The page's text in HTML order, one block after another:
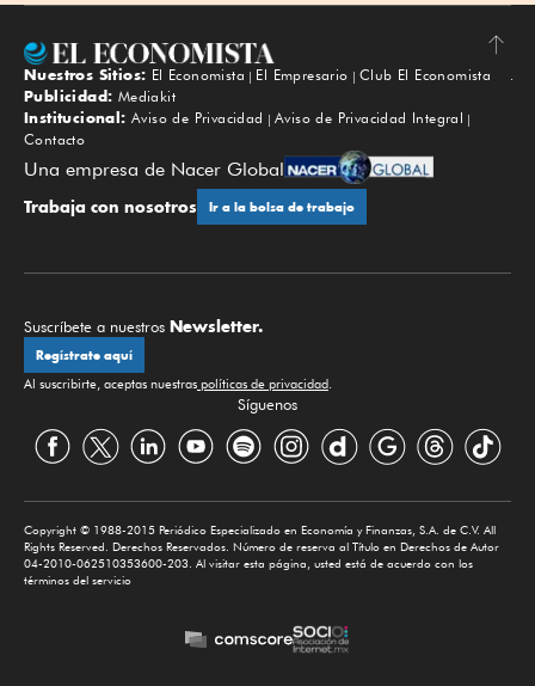
Subir
Nuestros Sitios: El Economista El Empresario
Club El Economista
Publicidad: Mediakit
Institucional: Aviso de Privacidad
Aviso de Privacidad Integral
Contacto
Una empresa de Nacer Global
Trabaja con nosotros Ir a la bolsa de trabajo
Suscríbete a nuestros Newsletter.
Regístrate aquí
Al suscribirte, aceptas nuestras políticas de privacidad
Síguenos
Copyright © 1988-2015 Periódico Especializado en Economía y Finanzas, S.A. de C.V. All
Rights Reserved. Derechos Reservados. Número de reserva al Título en Derechos de Autor
04-2010-062510353600-203. Al visitar esta página, usted está de acuerdo con los
términos del servicio